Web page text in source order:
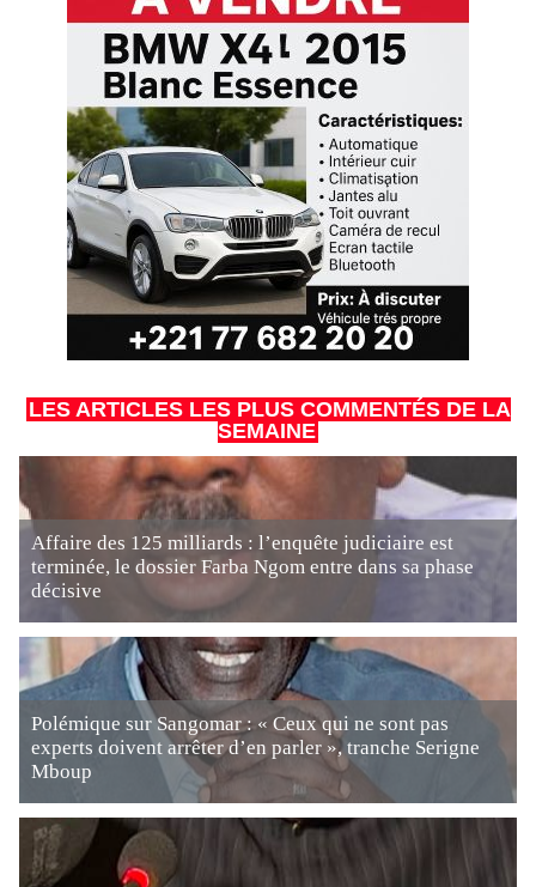
LES ARTICLES LES PLUS COMMENTÉS DE LA
SEMAINE
Affaire des 125 milliards : l’enquête judiciaire est
terminée, le dossier Farba Ngom entre dans sa phase
décisive
Polémique sur Sangomar : « Ceux qui ne sont pas
experts doivent arrêter d’en parler », tranche Serigne
Mboup